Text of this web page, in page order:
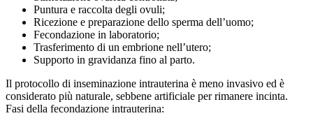
Puntura e raccolta degli ovuli;
Ricezione e preparazione dello sperma dell’uomo;
Fecondazione in laboratorio;
Trasferimento di un embrione nell’utero;
Supporto in gravidanza fino al parto.
Il protocollo di inseminazione intrauterina è meno invasivo ed è
considerato più naturale, sebbene artificiale per rimanere incinta.
Fasi della fecondazione intrauterina: